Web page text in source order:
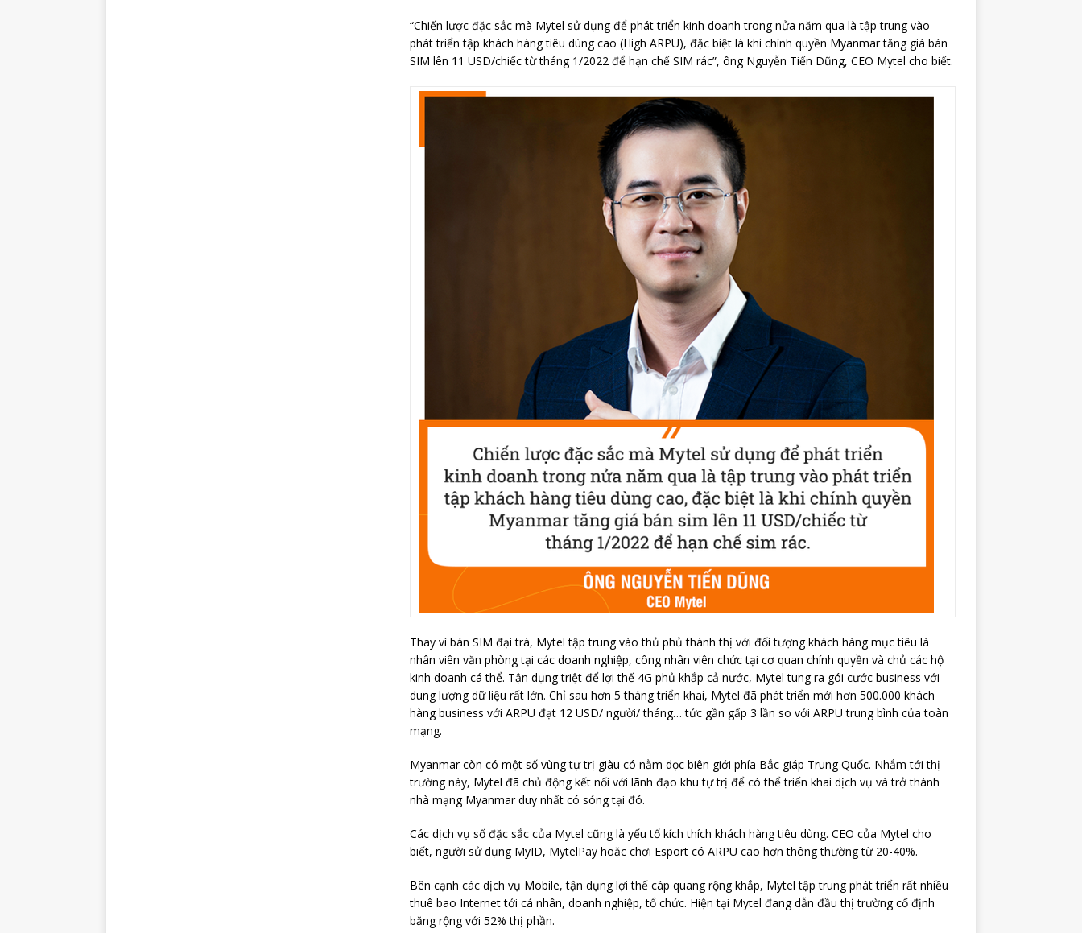
“Chiến lược đặc sắc mà Mytel sử dụng để phát triển kinh doanh trong nửa năm qua là tập trung vào
phát triển tập khách hàng tiêu dùng cao (High ARPU), đặc biệt là khi chính quyền Myanmar tăng giá bán
SIM lên 11 USD/chiếc từ tháng 1/2022 để hạn chế SIM rác”, ông Nguyễn Tiến Dũng, CEO Mytel cho biết.
Thay vì bán SIM đại trà, Mytel tập trung vào thủ phủ thành thị với đối tượng khách hàng mục tiêu là
nhân viên văn phòng tại các doanh nghiệp, công nhân viên chức tại cơ quan chính quyền và chủ các hộ
kinh doanh cá thể. Tận dụng triệt để lợi thế 4G phủ khắp cả nước, Mytel tung ra gói cước business với
dung lượng dữ liệu rất lớn. Chỉ sau hơn 5 tháng triển khai, Mytel đã phát triển mới hơn 500.000 khách
hàng business với ARPU đạt 12 USD/ người/ tháng… tức gần gấp 3 lần so với ARPU trung bình của toàn
mạng.
Myanmar còn có một số vùng tự trị giàu có nằm dọc biên giới phía Bắc giáp Trung Quốc. Nhắm tới thị
trường này, Mytel đã chủ động kết nối với lãnh đạo khu tự trị để có thể triển khai dịch vụ và trở thành
nhà mạng Myanmar duy nhất có sóng tại đó.
Các dịch vụ số đặc sắc của Mytel cũng là yếu tố kích thích khách hàng tiêu dùng. CEO của Mytel cho
biết, người sử dụng MyID, MytelPay hoặc chơi Esport có ARPU cao hơn thông thường từ 20-40%.
Bên cạnh các dịch vụ Mobile, tận dụng lợi thế cáp quang rộng khắp, Mytel tập trung phát triển rất nhiều
thuê bao Internet tới cá nhân, doanh nghiệp, tổ chức. Hiện tại Mytel đang dẫn đầu thị trường cố định
băng rộng với 52% thị phần.